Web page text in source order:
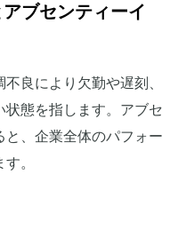
ーイズム改善に取り組
ブセンティーイ
良により欠勤や遅刻、
態を指します。アブセ
と、企業全体のパフォー
。